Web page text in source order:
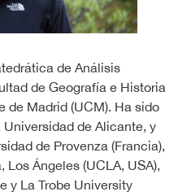
de Análisis
de Geografía e Historia
de Madrid (UCM). Ha sido
de Alicante, y
de Provenza (Francia),
Ángeles (UCLA, USA),
y La Trobe University